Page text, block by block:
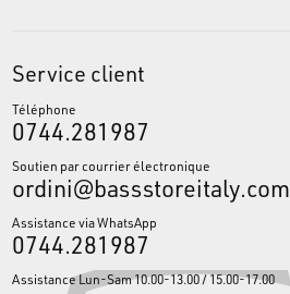
Service client
Téléphone
0744.281987
Soutien par courrier électronique
ordini@bassstoreitaly.com
Assistance via WhatsApp
0744.281987
Assistance Lun-Sam 10.00-13.00 / 15.00-17.00